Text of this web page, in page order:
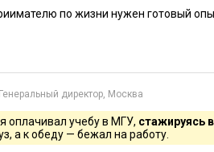
по жизни нужен готовый
Генеральный директор, Москва
оплачивал учебу в МГУ, стажируясь
а к обеду — бежал на работу.